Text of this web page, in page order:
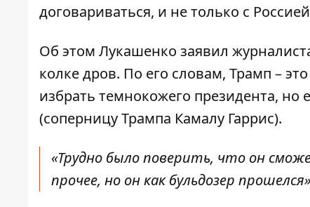
договариваться, и не только с
Об этом Лукашенко заявил
колке дров. По его словам, Трамп –
избрать темнокожего президента,
(соперницу Трампа Камалу Гаррис).
«Трудно было поверить, что он
прочее, но он как бульдозер